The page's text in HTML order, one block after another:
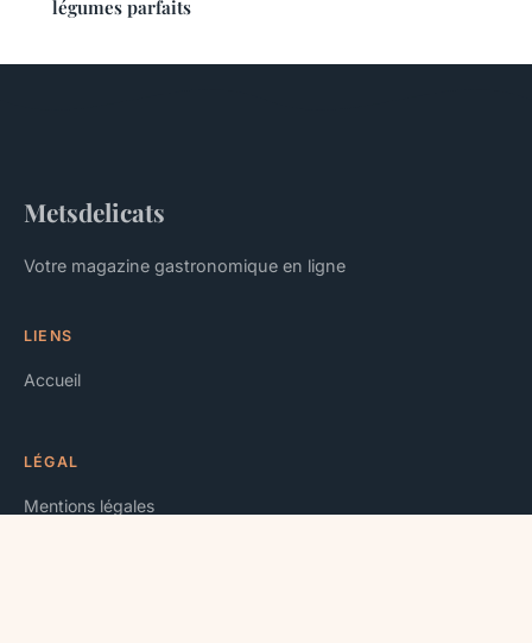
légumes parfaits
Metsdelicats
Votre magazine gastronomique en ligne
LIENS
Accueil
LÉGAL
Mentions légales